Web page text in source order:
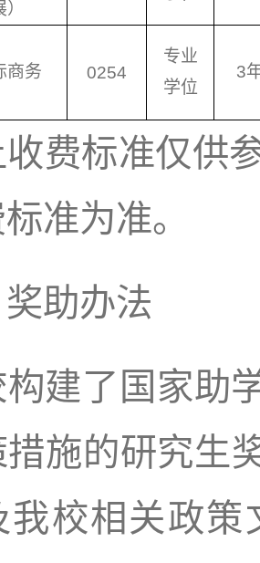
商务 0254
专业
学位
3
收费标准仅供
准为准。
奖助办法
建了国家助
施的研究生
我校相关政